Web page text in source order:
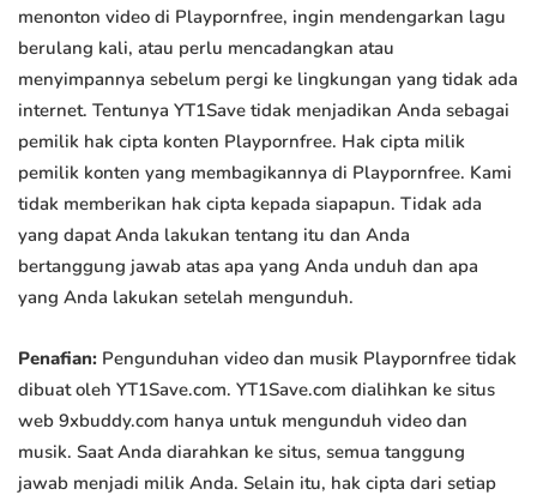
menonton video di Playpornfree, ingin mendengarkan lagu
berulang kali, atau perlu mencadangkan atau
menyimpannya sebelum pergi ke lingkungan yang tidak ada
internet. Tentunya YT1Save tidak menjadikan Anda sebagai
pemilik hak cipta konten Playpornfree. Hak cipta milik
pemilik konten yang membagikannya di Playpornfree. Kami
tidak memberikan hak cipta kepada siapapun. Tidak ada
yang dapat Anda lakukan tentang itu dan Anda
bertanggung jawab atas apa yang Anda unduh dan apa
yang Anda lakukan setelah mengunduh.
Penafian: Pengunduhan video dan musik Playpornfree tidak
dibuat oleh YT1Save.com. YT1Save.com dialihkan ke situs
web 9xbuddy.com hanya untuk mengunduh video dan
musik. Saat Anda diarahkan ke situs, semua tanggung
jawab menjadi milik Anda. Selain itu, hak cipta dari setiap